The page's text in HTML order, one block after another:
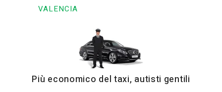
VALENCIA
Più economico del taxi, autisti gentili